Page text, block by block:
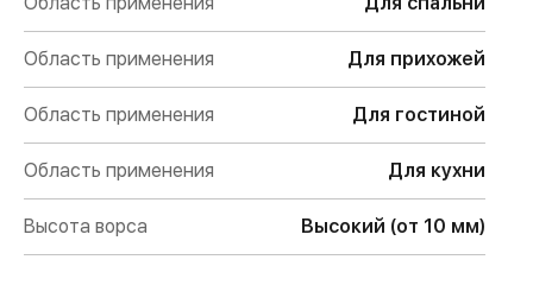
Область применения Для прихожей
Область применения Для гостиной
Область применения Для кухни
Высота ворса Высокий (от 10 мм)